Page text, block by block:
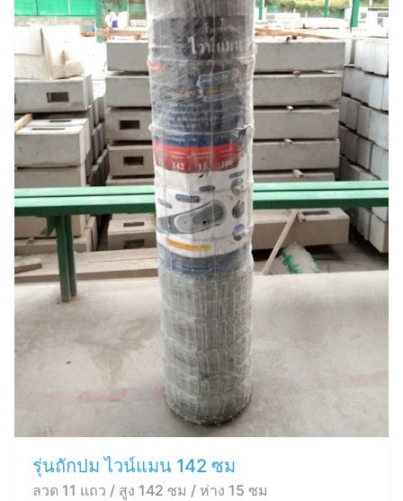
รุ่นถักปม ไวน์แมน 142 ซม
ลวด 11 แถว / สูง 142 ซม / ห่าง 15 ซม